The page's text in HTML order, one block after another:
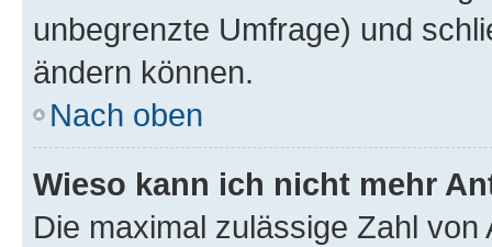
unbegrenzte Umfrage) und
ändern können.
Nach oben
Wieso kann ich nicht mehr
Die maximal zulässige Zahl